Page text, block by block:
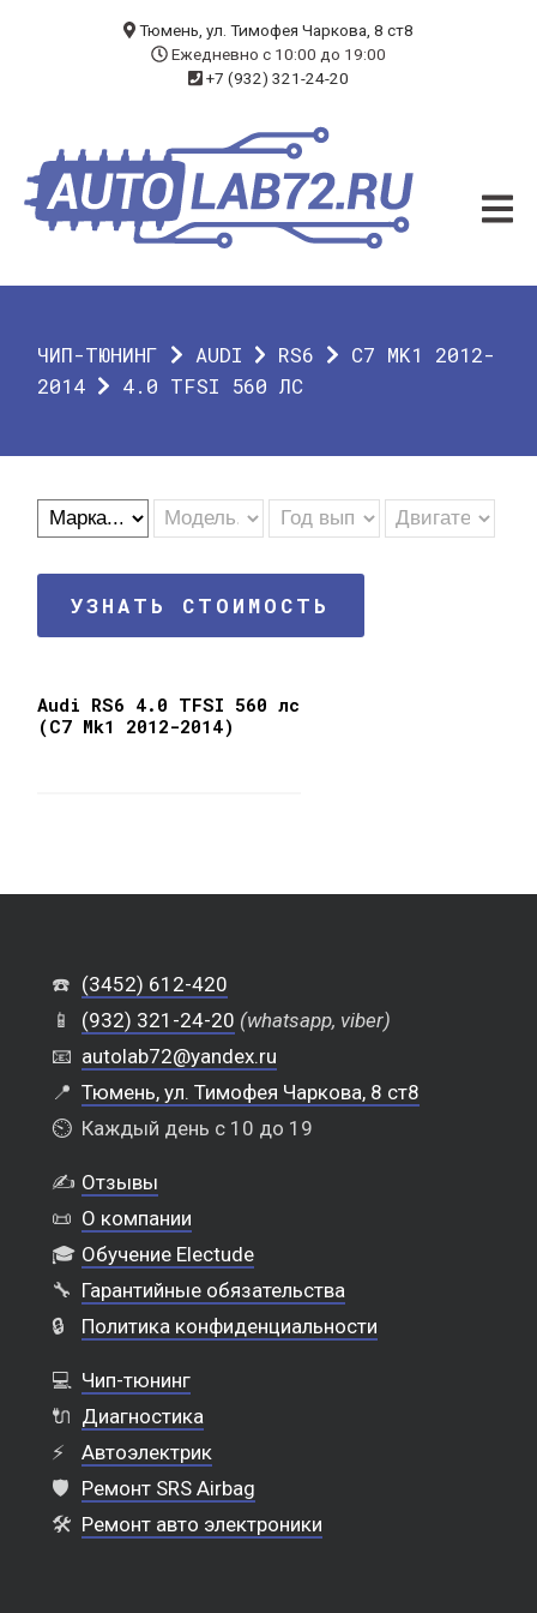
ЧИП-ТЮНИНГ
ДИАГНОСТИКА
О КОМПАНИИ
ГАРАНТИЯ
Тюмень, ул. Тимофея Чаркова, 8 ст8
Ежедневно с 10:00 до 19:00
+7 (932) 321-24-20
ЧИП-ТЮНИНГ AUDI RS6
C7 MK1 2012-
2014
4.0 TFSI 560 ЛС
УЗНАТЬ СТОИМОСТЬ
Audi RS6 4.0 TFSI 560 лс
(C7 Mk1 2012-2014)
☎️ (3452) 612-420
📱
(932) 321-24-20 (whatsapp, viber)
📧 autolab72@yandex.ru
📍 Тюмень, ул. Тимофея Чаркова, 8 ст8
⏲️ Каждый день с 10 до 19
✍️ Отзывы
📜 О компании
🎓 Обучение Electude
🔧 Гарантийные обязательства
🔒
Политика конфиденциальности
💻 Чип-тюнинг
🔌 Диагностика
⚡
Автоэлектрик
🛡️ Ремонт SRS Airbag
🛠️ Ремонт авто электроники